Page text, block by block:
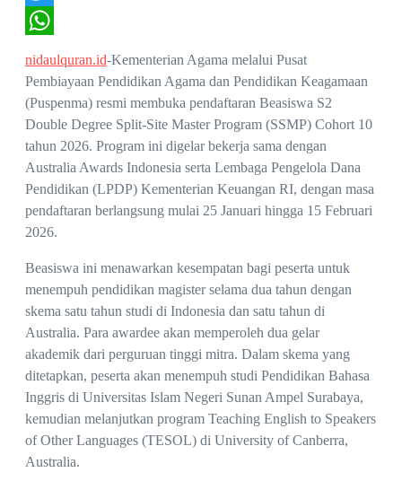
Twitter
nidaulquran.id-Kementerian Agama melalui Pusat
Pembiayaan Pendidikan Agama dan Pendidikan Keagamaan
(Puspenma) resmi membuka pendaftaran Beasiswa S2
Double Degree Split-Site Master Program (SSMP) Cohort 10
tahun 2026. Program ini digelar bekerja sama dengan
Australia Awards Indonesia serta Lembaga Pengelola Dana
Pendidikan (LPDP) Kementerian Keuangan RI, dengan masa
pendaftaran berlangsung mulai 25 Januari hingga 15 Februari
2026.
Beasiswa ini menawarkan kesempatan bagi peserta untuk
menempuh pendidikan magister selama dua tahun dengan
skema satu tahun studi di Indonesia dan satu tahun di
Australia. Para awardee akan memperoleh dua gelar
akademik dari perguruan tinggi mitra. Dalam skema yang
ditetapkan, peserta akan menempuh studi Pendidikan Bahasa
Inggris di Universitas Islam Negeri Sunan Ampel Surabaya,
kemudian melanjutkan program Teaching English to Speakers
of Other Languages (TESOL) di University of Canberra,
Australia.